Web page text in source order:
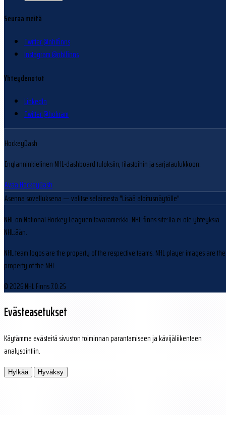
Seuraa meitä
Twitter @nhlfinns
Instagram @nhlfinns
Yhteydenotot
LinkedIn
Twitter @hokram
HockeyDash
Englanninkielinen NHL-dashboard tuloksiin, tilastoihin ja sarjataulukkoon.
Avaa HockeyDash
Asenna sovelluksena — valitse selaimesta "Lisää aloitusnäytölle"
NHL on National Hockey Leaguen tavaramerkki. NHL-finns.site:llä ei ole yhteyksiä
NHL:ään.
NHL team logos are the property of the respective teams. NHL player images are the
property of the NHL.
© 2026 NHL Finns7.0.25
Evästeasetukset
Käytämme evästeitä sivuston toiminnan parantamiseen ja kävijäliikenteen
analysointiin.
Hylkää Hyväksy